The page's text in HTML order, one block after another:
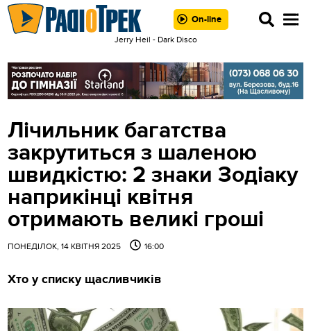
On-line
Jerry Heil - Dark Disco
Лічильник багатства
закрутиться з шаленою
швидкістю: 2 знаки Зодіаку
наприкінці квітня
отримають великі гроші
ПОНЕДІЛОК, 14 КВІТНЯ 2025 16:00
Хто у списку щасливчиків